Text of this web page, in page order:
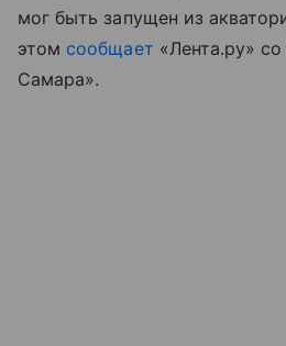
мог быть запущен из
этом сообщает «Лента.ру»
Самара».